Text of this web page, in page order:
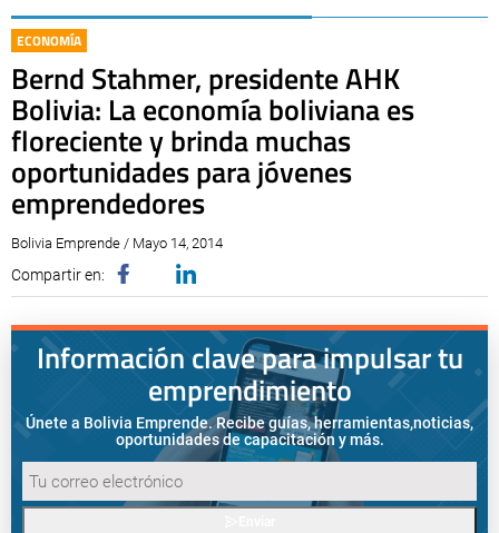
ECONOMÍA
Bernd Stahmer, presidente AHK
Bolivia: La economía boliviana es
floreciente y brinda muchas
oportunidades para jóvenes
emprendedores
Bolivia Emprende / Mayo 14, 2014
Compartir en:
Información clave para impulsar tu
emprendimiento
Únete a Bolivia Emprende. Recibe guías, herramientas,noticias,
oportunidades de capacitación y más.